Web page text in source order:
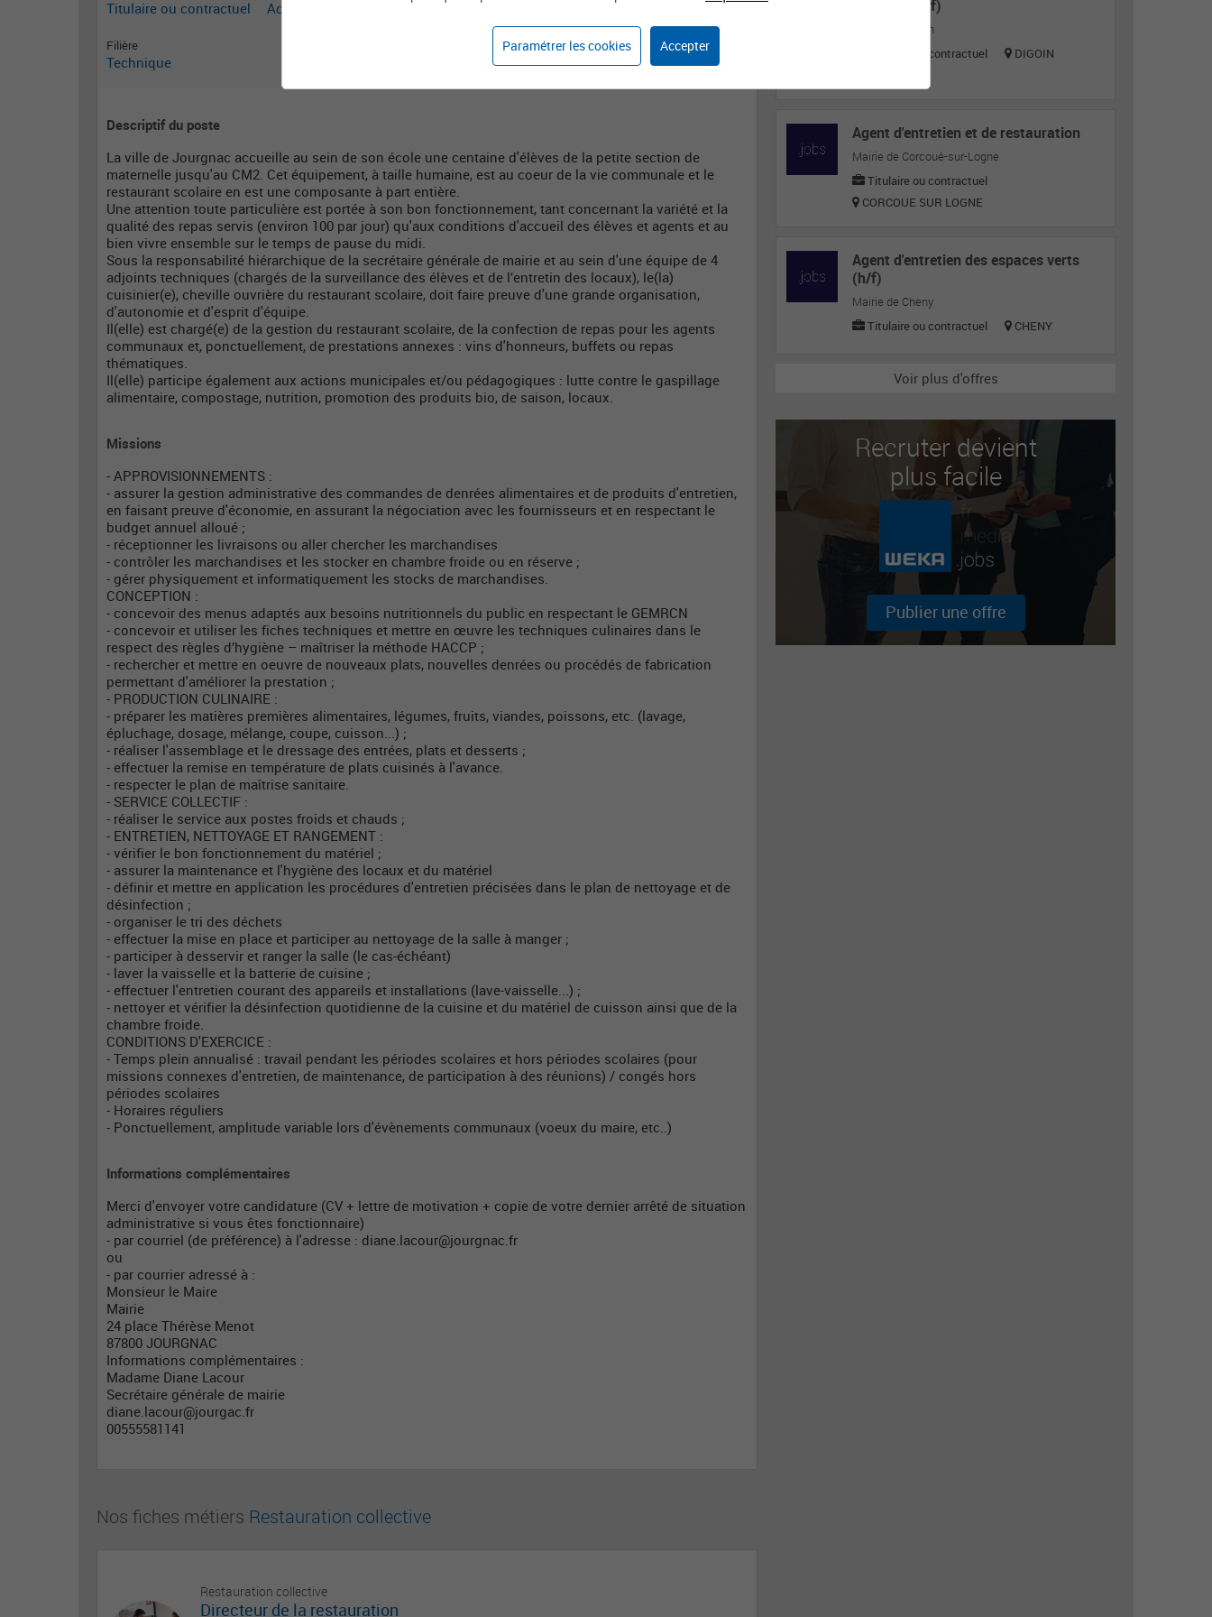
Paramétrer les cookies Accepter
Titulaire ou contractuel Adjoint technique Restauration collective Cuisinière / Cuisinier
Filière
Technique
Descriptif du poste
La ville de Jourgnac accueille au sein de son école une centaine d'élèves de la petite section de
maternelle jusqu'au CM2. Cet équipement, à taille humaine, est au coeur de la vie communale et le
restaurant scolaire en est une composante à part entière.
Une attention toute particulière est portée à son bon fonctionnement, tant concernant la variété et la
qualité des repas servis (environ 100 par jour) qu'aux conditions d'accueil des élèves et agents et au
bien vivre ensemble sur le temps de pause du midi.
Sous la responsabilité hiérarchique de la secrétaire générale de mairie et au sein d'une équipe de 4
adjoints techniques (chargés de la surveillance des élèves et de l’entretin des locaux), le(la)
cuisinier(e), cheville ouvrière du restaurant scolaire, doit faire preuve d'une grande organisation,
d'autonomie et d'esprit d'équipe.
Il(elle) est chargé(e) de la gestion du restaurant scolaire, de la confection de repas pour les agents
communaux et, ponctuellement, de prestations annexes : vins d'honneurs, buffets ou repas
thématiques.
Il(elle) participe également aux actions municipales et/ou pédagogiques : lutte contre le gaspillage
alimentaire, compostage, nutrition, promotion des produits bio, de saison, locaux.
Missions
- APPROVISIONNEMENTS :
- assurer la gestion administrative des commandes de denrées alimentaires et de produits d'entretien,
en faisant preuve d'économie, en assurant la négociation avec les fournisseurs et en respectant le
budget annuel alloué ;
- réceptionner les livraisons ou aller chercher les marchandises
- contrôler les marchandises et les stocker en chambre froide ou en réserve ;
- gérer physiquement et informatiquement les stocks de marchandises.
CONCEPTION :
- concevoir des menus adaptés aux besoins nutritionnels du public en respectant le GEMRCN
- concevoir et utiliser les fiches techniques et mettre en œuvre les techniques culinaires dans le
respect des règles d’hygiène – maîtriser la méthode HACCP ;
- rechercher et mettre en oeuvre de nouveaux plats, nouvelles denrées ou procédés de fabrication
permettant d'améliorer la prestation ;
- PRODUCTION CULINAIRE :
- préparer les matières premières alimentaires, légumes, fruits, viandes, poissons, etc. (lavage,
épluchage, dosage, mélange, coupe, cuisson...) ;
- réaliser l'assemblage et le dressage des entrées, plats et desserts ;
- effectuer la remise en température de plats cuisinés à l'avance.
- respecter le plan de maîtrise sanitaire.
- SERVICE COLLECTIF :
- réaliser le service aux postes froids et chauds ;
- ENTRETIEN, NETTOYAGE ET RANGEMENT :
- vérifier le bon fonctionnement du matériel ;
- assurer la maintenance et l'hygiène des locaux et du matériel
- définir et mettre en application les procédures d'entretien précisées dans le plan de nettoyage et de
désinfection ;
- organiser le tri des déchets
- effectuer la mise en place et participer au nettoyage de la salle à manger ;
- participer à desservir et ranger la salle (le cas-échéant)
- laver la vaisselle et la batterie de cuisine ;
- effectuer l'entretien courant des appareils et installations (lave-vaisselle...) ;
- nettoyer et vérifier la désinfection quotidienne de la cuisine et du matériel de cuisson ainsi que de la
chambre froide.
CONDITIONS D'EXERCICE :
- Temps plein annualisé : travail pendant les périodes scolaires et hors périodes scolaires (pour
missions connexes d'entretien, de maintenance, de participation à des réunions) / congés hors
périodes scolaires
- Horaires réguliers
- Ponctuellement, amplitude variable lors d'évènements communaux (voeux du maire, etc..)
Informations complémentaires
Merci d'envoyer votre candidature (CV + lettre de motivation + copie de votre dernier arrêté de situation
administrative si vous êtes fonctionnaire)
- par courriel (de préférence) à l'adresse : diane.lacour@jourgnac.fr
ou
- par courrier adressé à :
Monsieur le Maire
Mairie
24 place Thérèse Menot
87800 JOURGNAC
Informations complémentaires :
Madame Diane Lacour
Secrétaire générale de mairie
diane.lacour@jourgac.fr
00555581141
Nos fiches métiers Restauration collective
Restauration collective
Directeur de la restauration
Cuisinier (h/f)
Mairie de Digoin
Titulaire ou contractuel
DIGOIN
Agent d'entretien et de restauration
Mairie de Corcoué-sur-Logne
Titulaire ou contractuel
CORCOUE SUR LOGNE
Agent d'entretien des espaces verts
(h/f)
Mairie de Cheny
Titulaire ou contractuel
CHENY
Voir plus d'offres
Recruter devient
plus facile
Publier une offre